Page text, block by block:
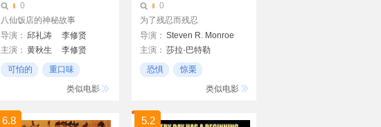
0
八仙饭店的神秘故事
导演： 邱礼涛
李修贤
主演： 黄秋生
李修贤
关宝慧
刘兆铭 成奎安
可怕的
重口味
类似电影
0
为了残忍而残忍
导演： Steven R. Monroe
主演： 莎拉·巴特勒
恐惧
惊栗
类似电影
6.8 5.2